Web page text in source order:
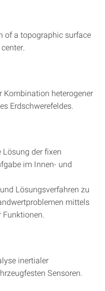
of a topographic surface
Kombination heterogener
Erdschwerefeldes
der fixen
im Innen- und
Lösungsverfahren zu
mittels
Funktionen
inertialer
Sensoren